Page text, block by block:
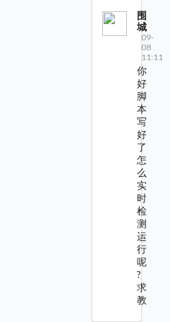
围
城
09-
08
11:11
你
好
脚
本
写
好
了
怎
么
实
时
检
测
运
行
呢
?
求
教